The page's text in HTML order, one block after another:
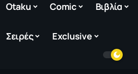
Otaku Comic Βιβλία
Σειρές Exclusive